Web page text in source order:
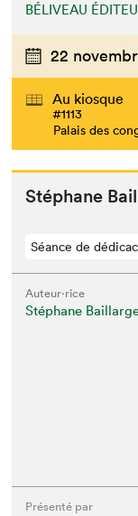
BÉLIVEAU
22
Au kiosque
#1113
Palais des
Stéphane
Séance de
Auteur·rice
Stéphane
Présenté par